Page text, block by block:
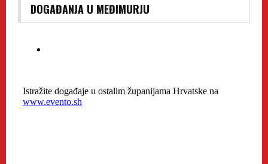
DOGAĐANJA U MEĐIMURJU